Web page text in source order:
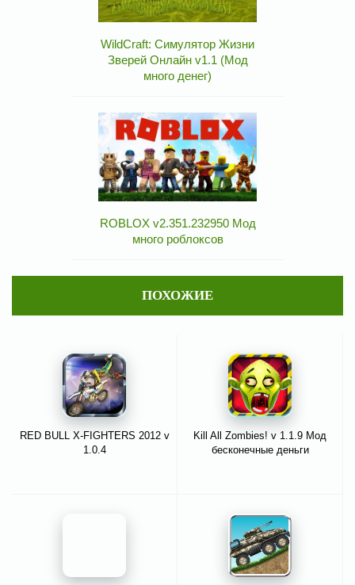
WildCraft: Симулятор Жизни
Зверей Онлайн v1.1 (Мод
много денег)
ROBLOX v2.351.232950 Мод
много роблоксов
ПОХОЖИЕ
RED BULL X-FIGHTERS 2012 v
1.0.4
Kill All Zombies! v 1.1.9 Мод
бесконечные деньги